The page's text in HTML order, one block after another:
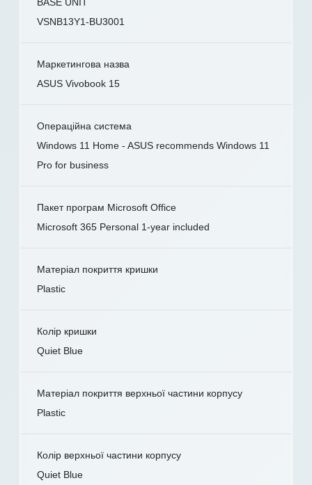
VSNB13Y1-BU3001
Маркетингова назва
ASUS Vivobook 15
Операційна система
Windows 11 Home - ASUS recommends Windows 11
Pro for business
Пакет програм Microsoft Office
Microsoft 365 Personal 1-year included
Матеріал покриття кришки
Plastic
Колір кришки
Quiet Blue
Матеріал покриття верхньої частини корпусу
Plastic
Колір верхньої частини корпусу
Quiet Blue